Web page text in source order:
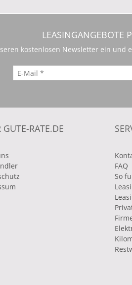
LEASINGANGEBOTE
kostenlosen Newsletter ein und
GUTE-RATE.DE
FAQ
So